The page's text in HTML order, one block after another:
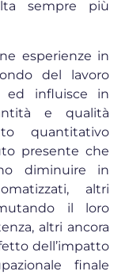
sempre più
esperienze in
del lavoro
ed influisce in
e qualità
quantitativo
presente che
diminuire in
altri
il loro
altri ancora
dell’impatto
finale